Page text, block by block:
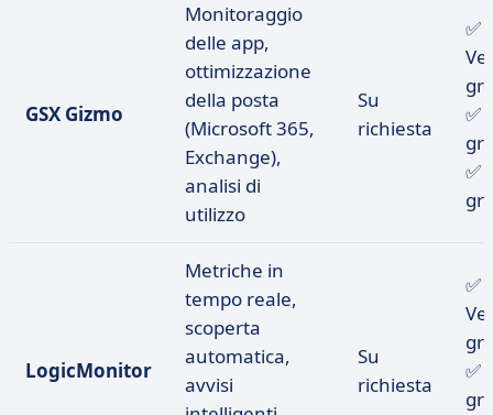
GSX Gizmo
Monitoraggio
delle app,
ottimizzazione
della posta
(Microsoft 365,
Exchange),
analisi di
utilizzo
Su
richiesta
✅
✅
✅
LogicMonitor
Metriche in
tempo reale,
scoperta
automatica,
avvisi
Su
richiesta
✅
✅